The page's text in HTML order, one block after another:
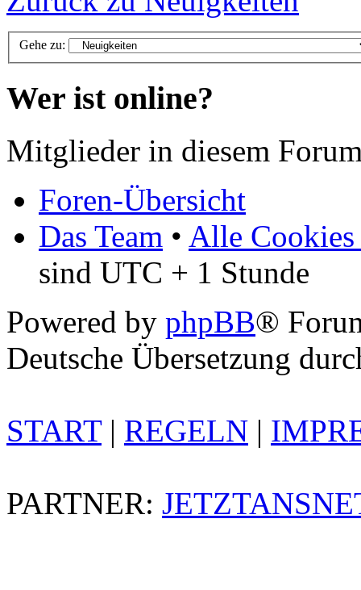
Gehe zu:
Wer ist online?
Mitglieder in diesem
Foren-Übersicht
Das Team • Alle Cookies
sind UTC + 1 Stunde
Powered by phpBB®
Deutsche Übersetzung
START| REGELN |
PARTNER: